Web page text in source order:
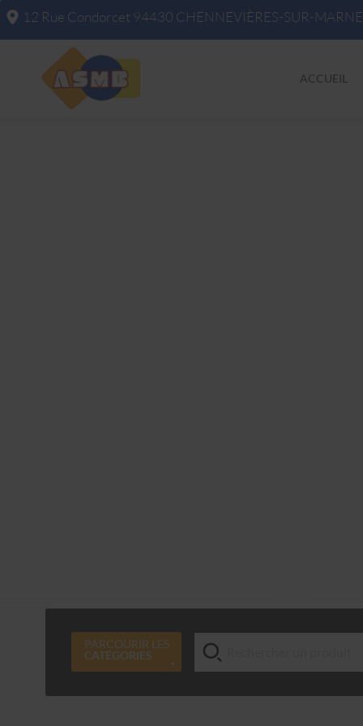
12 Rue Condorcet 94430 CHENNEVIÈRES-SUR-MARNE
ACCUEIL
PARCOURIR LES
CATÉGORIES